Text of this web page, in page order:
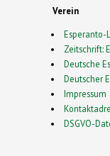
Verein
Esperanto-
Zeitschrift:
Deutsche
Deutscher
Impressum
DSGVO-